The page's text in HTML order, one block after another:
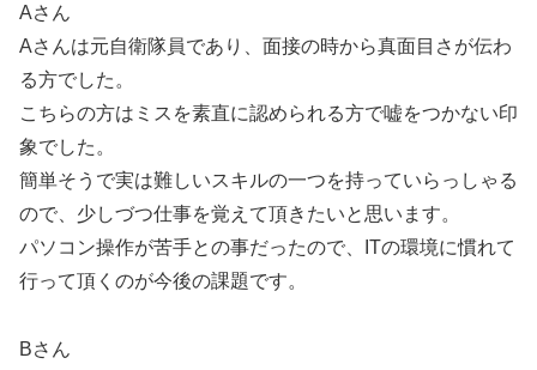
Aさん
Aさんは元自衛隊員であり、面接の時から真面目さが伝わ
る方でした。
こちらの方はミスを素直に認められる方で嘘をつかない印
象でした。
簡単そうで実は難しいスキルの一つを持っていらっしゃる
ので、少しづつ仕事を覚えて頂きたいと思います。
パソコン操作が苦手との事だったので、ITの環境に慣れて
行って頂くのが今後の課題です。
Bさん